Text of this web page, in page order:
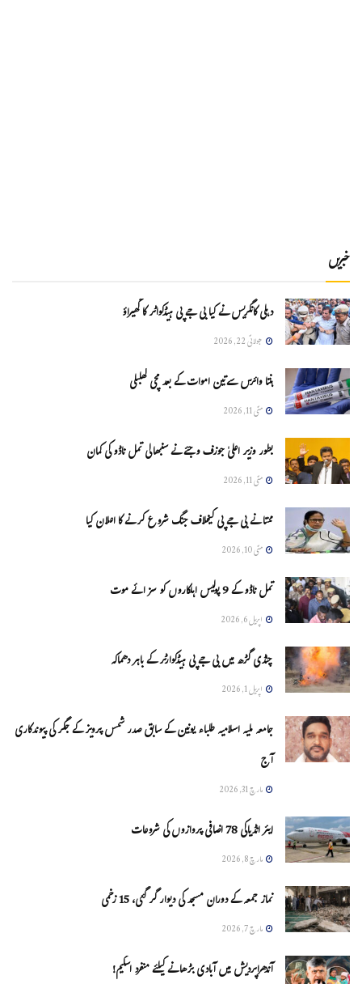
خبریں
دہلی کانگریس نے کیا بی جے پی ہیڈکواٹر کا گھیراؤ
جولائی 22, 2026
ہنتا وائرس سےتین اموات کے بعد مچی کھلبلی
مئی 11, 2026
بطور وزیر اعلیٰ جوزف وجئے نے سنبھالی تمل ناڈو کی کمان
مئی 11, 2026
ممتا نے بی جے پی کیخلاف جنگ شروع کرنے کا اعلان کیا
مئی 10, 2026
تمل ناڈو کے 9 پولیس اہلکاروں کو سزائے موت
اپریل 6, 2026
چنڈی گڑھ میں بی جے پی ہیڈکوارٹر کے باہر دھماکہ
اپریل 1, 2026
جامعہ ملیہ اسلامیہ طلباء یونین کے سابق صدر شمس پرویز کے جگر کی پیوندکاری
آج
مارچ 31, 2026
ایئر انڈیاکی 78 اضافی پروازوں کی شروعات
مارچ 8, 2026
نماز جمعہ کے دوران مسجد کی دیوار گر گئی، 15 زخمی
مارچ 7, 2026
آندھراپردیش میں آبادی بڑھانے کیلئے منفرد اسکیم!